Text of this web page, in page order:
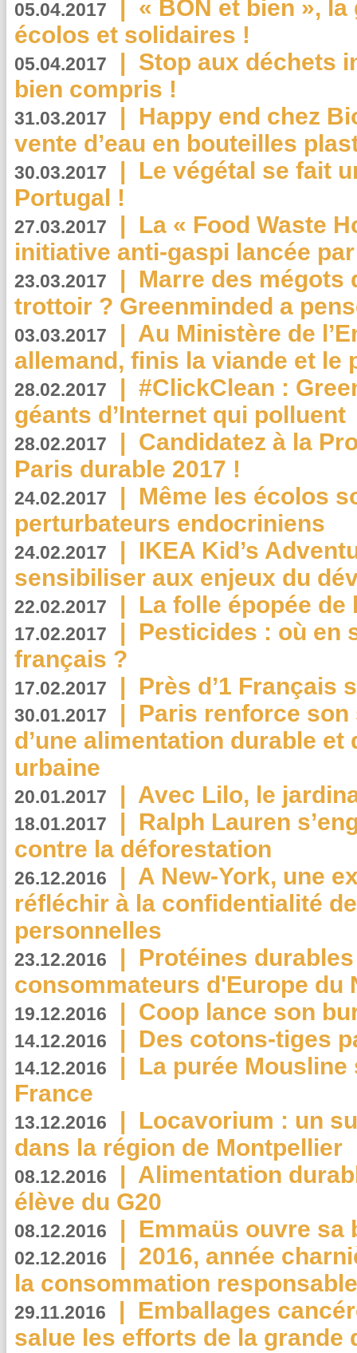
05.04.2017 | « BON et bien »,
écolos et solidaires !
05.04.2017 | Stop aux déchets
bien compris !
31.03.2017 | Happy end chez
vente d’eau en bouteilles
30.03.2017 | Le végétal se fait
Portugal !
27.03.2017 | La « Food Waste
initiative anti-gaspi lancée
23.03.2017 | Marre des mégots
trottoir ? Greenminded a
03.03.2017 | Au Ministère de
allemand, finis la viande et le
28.02.2017 | #ClickClean :
géants d’Internet qui polluent
28.02.2017 | Candidatez à la
Paris durable 2017 !
24.02.2017 | Même les écolos
perturbateurs endocriniens
24.02.2017 | IKEA Kid’s
sensibiliser aux enjeux du
22.02.2017 | La folle épopée de
17.02.2017 | Pesticides : où en
français ?
17.02.2017 | Près d’1 Français
30.01.2017 | Paris renforce
d’une alimentation durable et
urbaine
20.01.2017 | Avec Lilo, le
18.01.2017 | Ralph Lauren
contre la déforestation
26.12.2016 | A New-York, une
réfléchir à la confidentialité
personnelles
23.12.2016 | Protéines
consommateurs d'Europe du
19.12.2016 | Coop lance son
14.12.2016 | Des cotons-tiges
14.12.2016 | La purée
France
13.12.2016 | Locavorium : un
dans la région de Montpellier
08.12.2016 | Alimentation
élève du G20
08.12.2016 | Emmaüs ouvre sa
02.12.2016 | 2016, année
la consommation
29.11.2016 | Emballages
salue les efforts de la grande